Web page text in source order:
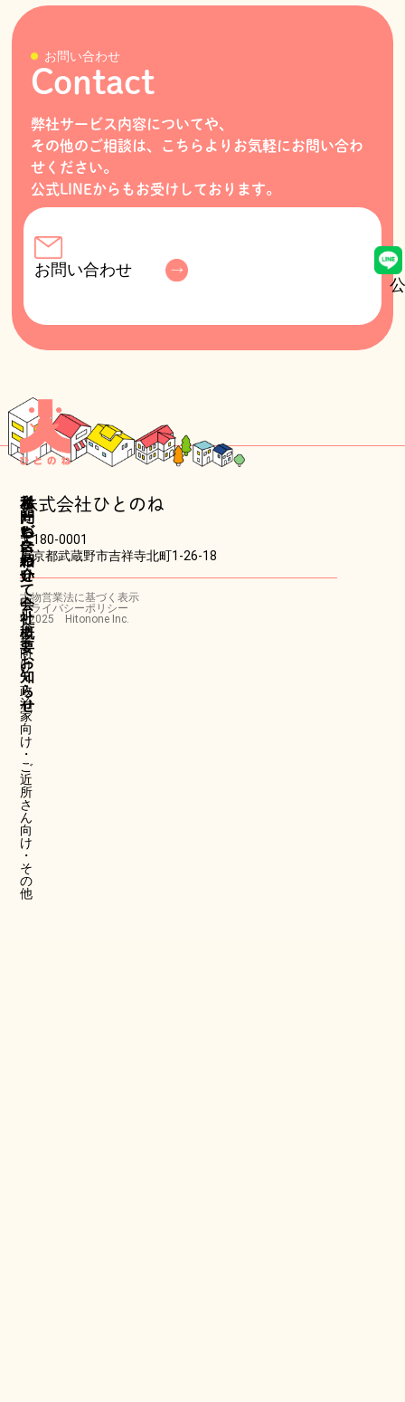
お問い合わせ
Contact
弊社サービス内容についてや、
その他のご相談は、こちらよりお気軽にお問い合わ
せください。
公式LINEからもお受けしております。
お問い合わせ
株式会社ひとのね
〒180-0001
東京都武蔵野市吉祥寺北町1-26-18
古物営業法に基づく表示
プライバシーポリシー
©2025 Hitonone Inc.
ホ
ー
ム
私
た
ち
に
つ
い
て
会
社
概
要
お
知
ら
せ
サ
ー
ビ
ス
紹
介
・
中
小
企
業
向
け
・
政
治
家
向
け
・
ご
近
所
さ
ん
向
け
・
そ
の
他
お
問
い
合
わ
せ